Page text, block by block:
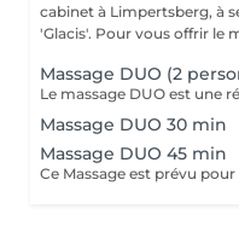
cabinet à Limpertsberg, à
'Glacis'. Pour vous offrir le
Massage DUO (2
Massage DUO 30 min
Massage DUO 45 min